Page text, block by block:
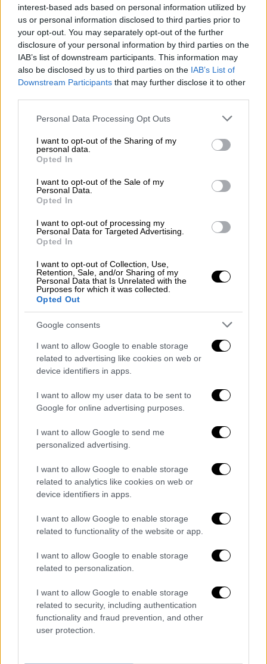
interest-based ads based on personal information utilized by
us or personal information disclosed to third parties prior to
your opt-out. You may separately opt-out of the further
disclosure of your personal information by third parties on the
IAB’s list of downstream participants. This information may
also be disclosed by us to third parties on the IAB’s List of
Downstream Participants that may further disclose it to other
Please note that this website/app uses one or more Google
not limited to your visit or usage behaviour. You may click to
grant or deny consent to Google and its third-party tags to
use your data for below specified purposes in below Google
consent section.
Personal Data Processing Opt Outs
I want to opt-out of the Sharing of my
personal data.
Opted In
I want to opt-out of the Sale of my
Personal Data.
Opted In
I want to opt-out of processing my
Personal Data for Targeted Advertising.
Opted In
I want to opt-out of Collection, Use,
Retention, Sale, and/or Sharing of my
Personal Data that Is Unrelated with the
Purposes for which it was collected.
Opted Out
Google consents
I want to allow Google to enable storage
related to advertising like cookies on web or
device identifiers in apps.
I want to allow my user data to be sent to
Google for online advertising purposes.
I want to allow Google to send me
personalized advertising.
I want to allow Google to enable storage
related to analytics like cookies on web or
device identifiers in apps.
I want to allow Google to enable storage
related to functionality of the website or app.
I want to allow Google to enable storage
related to personalization.
I want to allow Google to enable storage
related to security, including authentication
functionality and fraud prevention, and other
user protection.
«Μπορούμε να επιβεβαιώσουμε ότι ο
Τζέρεμι είναι σε κρίσιμη αλλά σταθερή
κατάσταση με τραυματισμούς που υπέστη
έπειτα από ατύχημα που σχετίζεται με τις
καιρικές συνθήκες ενώ προσπαθούσε να
απομακρύνει το χιόνι. Η οικογένειά του
είναι στο πλευρό του και λαμβάνει
εξαιρετική φροντίδα», δήλωσε ο
Reporter.
βουνά της Σιέρα Νεβάδα. Τον Δεκέμβριο
μοιράστηκε στο Twitter μια φωτογραφία με
το χιονισμένο τοπίο στην περιοχή,
γράφοντας στο Twitter. «η χιονόπτωση στη
δημοσίευσε την προσπάθεια του να
καθαρίσει τις χιονισμένες πλαγιές με την
βοήθεια ενός εκχιονιστικού, στο Instagram.
Ο Ρένερ πρωταγωνιστεί στη σειρά
«Mayor of
» της οποίας η δεύτερη σεζόν
κάνει πρεμιέρα στις 15 Ιανουαρίου, ενώ
έγινε αγαπητός στο ευρύτερο κοινό μέσα
ΟΛΕΣ ΟΙ ΕΙΔΗΣΕΙΣ
Νέα μέτρα και στο βάθος κάλπες: Τα
σενάρια που εξετάζει το Μαξίμου και ο…
ανανεωμένος εκλογικός χάρτης
Απολογισμός μιας χρονιάς στη Βουλή: Τι
συνέβη το 2022 και τι φέρνει το 2023 -
Τα νομοσχέδια που ψηφίστηκαν και τα
«καυτά» θέματα
τροχιά - Αυτές είναι οι επεκτάσεις που
έρχονται σε Μετρό και Προαστιακό
Κατώτατος μισθός: Τα 4 σενάρια για την
αύξησή του από 1η Απριλίου - Τα νέα
ποσά και οι τριετίες
Apple: Μοιράζεται χρήσιμα tips και